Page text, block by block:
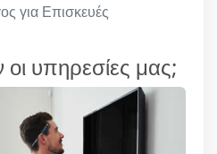
για Επισκευές
οι υπηρεσίες μας;